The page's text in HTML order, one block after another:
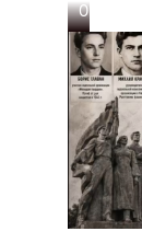
05.08.26